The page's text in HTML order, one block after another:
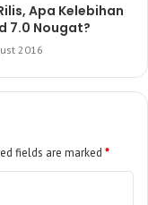
Apa Kelebihan
7.0 Nougat?
2016
fields are marked *